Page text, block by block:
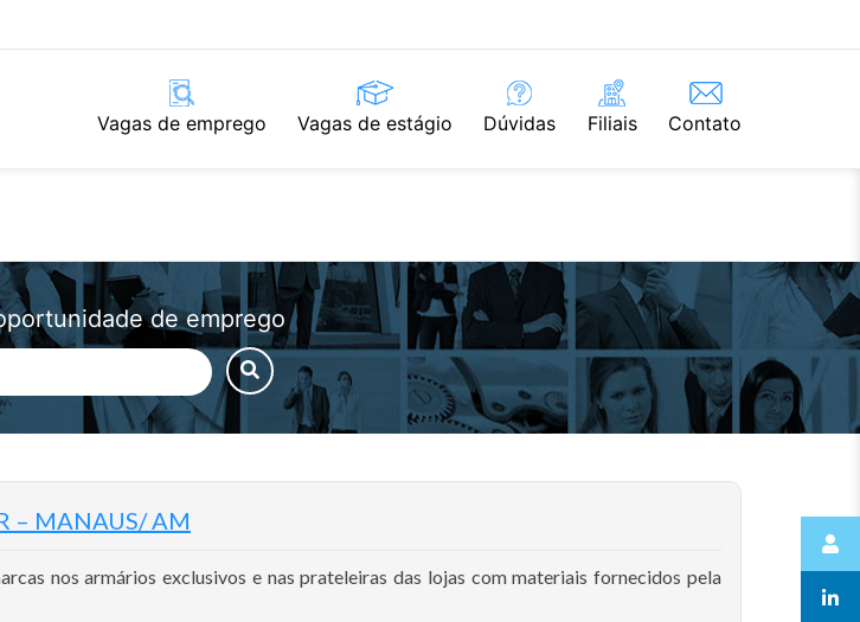
Vagas de emprego Vagas de estágio Dúvidas Filiais Contato
de emprego
– MANAUS/ AM
nos armários exclusivos e nas prateleiras das lojas com materiais fornecidos pela